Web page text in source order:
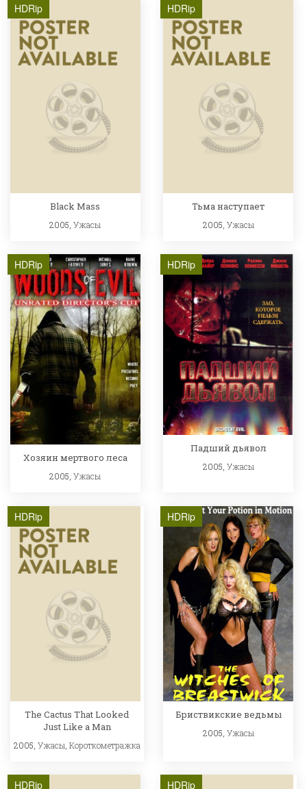
HDRip
Black Mass
2005,Ужасы
HDRip
Тьма наступает
2005, Ужасы
HDRip
Хозяин мертвого леса
2005,Ужасы
HDRip
Падший дьявол
2005, Ужасы
HDRip
The Cactus That Looked
Just Like a Man
2005, Ужасы Короткометражка
HDRip
Бриствикские ведьмы
2005, Ужасы
HDRip HDRip